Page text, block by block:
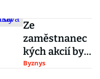
Ze
zaměstnanec
kých akcií by
se neměly
Byznys